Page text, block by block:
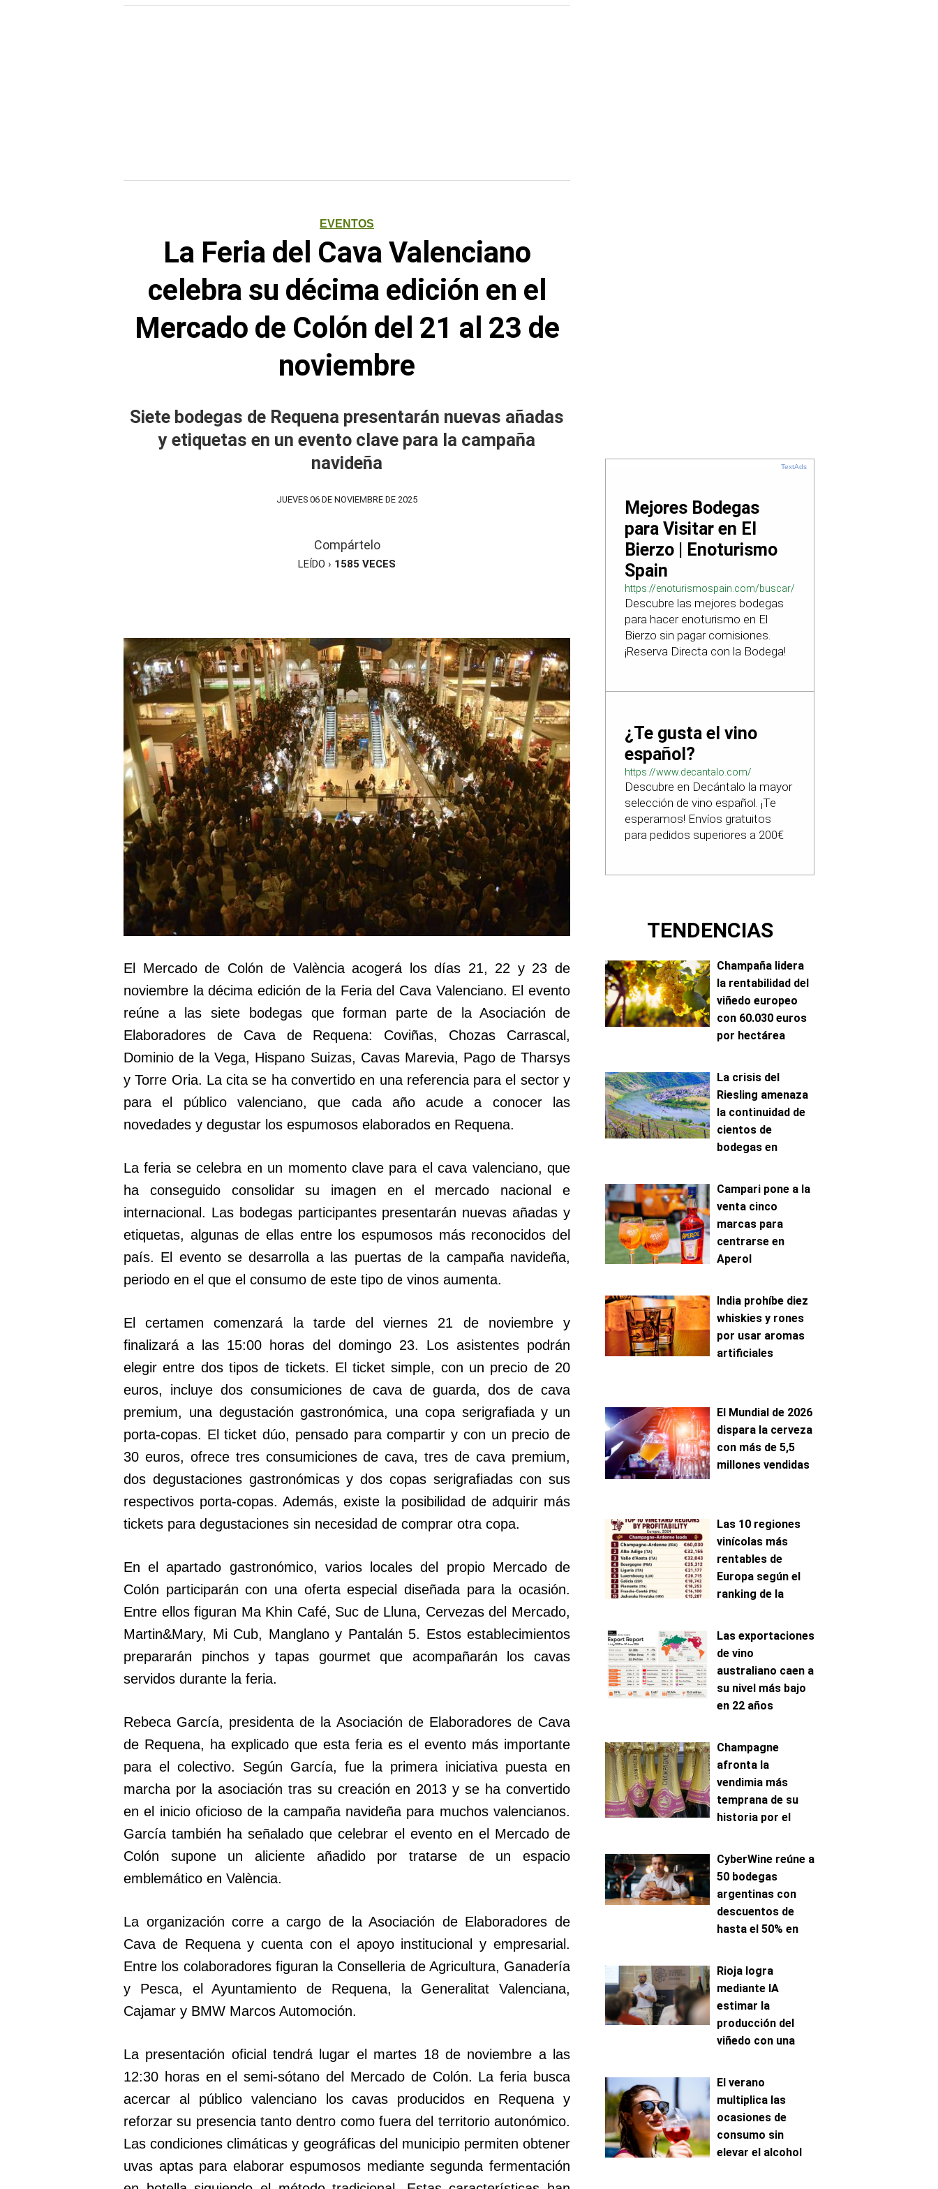
EVENTOS
La Feria del Cava Valenciano
celebra su décima edición en el
Mercado de Colón del 21 al 23 de
noviembre
Siete bodegas de Requena presentarán nuevas añadas
y etiquetas en un evento clave para la campaña
navideña
JUEVES 06 DE NOVIEMBRE DE 2025
Compártelo
LEÍDO › 1585 VECES
El Mercado de Colón de València acogerá los días 21, 22 y 23 de
noviembre la décima edición de la Feria del Cava Valenciano. El evento
reúne a las siete bodegas que forman parte de la Asociación de
Elaboradores de Cava de Requena: Coviñas, Chozas Carrascal,
Dominio de la Vega, Hispano Suizas, Cavas Marevia, Pago de Tharsys
y Torre Oria. La cita se ha convertido en una referencia para el sector y
para el público valenciano, que cada año acude a conocer las
novedades y degustar los espumosos elaborados en Requena.
La feria se celebra en un momento clave para el cava valenciano, que
ha conseguido consolidar su imagen en el mercado nacional e
internacional. Las bodegas participantes presentarán nuevas añadas y
etiquetas, algunas de ellas entre los espumosos más reconocidos del
país. El evento se desarrolla a las puertas de la campaña navideña,
periodo en el que el consumo de este tipo de vinos aumenta.
El certamen comenzará la tarde del viernes 21 de noviembre y
finalizará a las 15:00 horas del domingo 23. Los asistentes podrán
elegir entre dos tipos de tickets. El ticket simple, con un precio de 20
euros, incluye dos consumiciones de cava de guarda, dos de cava
premium, una degustación gastronómica, una copa serigrafiada y un
porta-copas. El ticket dúo, pensado para compartir y con un precio de
30 euros, ofrece tres consumiciones de cava, tres de cava premium,
dos degustaciones gastronómicas y dos copas serigrafiadas con sus
respectivos porta-copas. Además, existe la posibilidad de adquirir más
tickets para degustaciones sin necesidad de comprar otra copa.
En el apartado gastronómico, varios locales del propio Mercado de
Colón participarán con una oferta especial diseñada para la ocasión.
Entre ellos figuran Ma Khin Café, Suc de Lluna, Cervezas del Mercado,
Martin&Mary, Mi Cub, Manglano y Pantalán 5. Estos establecimientos
prepararán pinchos y tapas gourmet que acompañarán los cavas
servidos durante la feria.
Rebeca García, presidenta de la Asociación de Elaboradores de Cava
de Requena, ha explicado que esta feria es el evento más importante
para el colectivo. Según García, fue la primera iniciativa puesta en
marcha por la asociación tras su creación en 2013 y se ha convertido
en el inicio oficioso de la campaña navideña para muchos valencianos.
García también ha señalado que celebrar el evento en el Mercado de
Colón supone un aliciente añadido por tratarse de un espacio
emblemático en València.
La organización corre a cargo de la Asociación de Elaboradores de
Cava de Requena y cuenta con el apoyo institucional y empresarial.
Entre los colaboradores figuran la Conselleria de Agricultura, Ganadería
y Pesca, el Ayuntamiento de Requena, la Generalitat Valenciana,
Cajamar y BMW Marcos Automoción.
La presentación oficial tendrá lugar el martes 18 de noviembre a las
12:30 horas en el semi-sótano del Mercado de Colón. La feria busca
acercar al público valenciano los cavas producidos en Requena y
reforzar su presencia tanto dentro como fuera del territorio autonómico.
Las condiciones climáticas y geográficas del municipio permiten obtener
uvas aptas para elaborar espumosos mediante segunda fermentación
TextAds
Mejores Bodegas
para Visitar en El
Bierzo | Enoturismo
Spain
https://enoturismospain.com/buscar/ciudad-
visitar-bodegas-en-leon
Descubre las mejores bodegas
para hacer enoturismo en El
Bierzo sin pagar comisiones.
¡Reserva Directa con la Bodega!
¿Te gusta el vino
español?
https://www.decantalo.com/
Descubre en Decántalo la mayor
selección de vino español. ¡Te
esperamos! Envíos gratuitos
para pedidos superiores a 200€
TENDENCIAS
Champaña lidera
la rentabilidad del
viñedo europeo
con 60.030 euros
por hectárea
La crisis del
Riesling amenaza
la continuidad de
cientos de
bodegas en
Campari pone a la
venta cinco
marcas para
centrarse en
Aperol
India prohíbe diez
whiskies y rones
por usar aromas
artificiales
El Mundial de 2026
dispara la cerveza
con más de 5,5
millones vendidas
Las 10 regiones
vinícolas más
rentables de
Europa según el
ranking de la
Las exportaciones
de vino
australiano caen a
su nivel más bajo
en 22 años
Champagne
afronta la
vendimia más
temprana de su
historia por el
maduración
CyberWine reúne a
50 bodegas
argentinas con
descuentos de
hasta el 50% en
Rioja logra
mediante IA
estimar la
producción del
viñedo con una
el 96%
El verano
multiplica las
ocasiones de
consumo sin
elevar el alcohol